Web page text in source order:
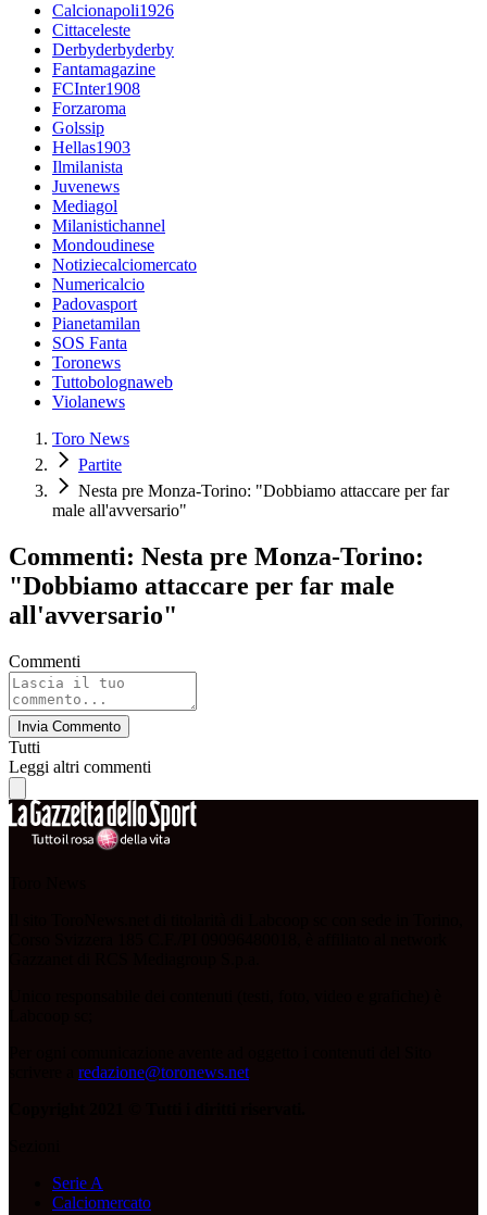
Calcionapoli1926
Cittaceleste
Derbyderbyderby
Fantamagazine
FCInter1908
Forzaroma
Golssip
Hellas1903
Ilmilanista
Juvenews
Mediagol
Milanistichannel
Mondoudinese
Notiziecalciomercato
Numericalcio
Padovasport
Pianetamilan
SOS Fanta
Toronews
Tuttobolognaweb
Violanews
Toro News
Partite
Nesta pre Monza-Torino: "Dobbiamo attaccare per far
male all'avversario"
Commenti: Nesta pre Monza-Torino:
"Dobbiamo attaccare per far male
all'avversario"
Commenti
Invia Commento
Tutti
Leggi altri commenti
redazione@toronews.net
Serie A
Calciomercato